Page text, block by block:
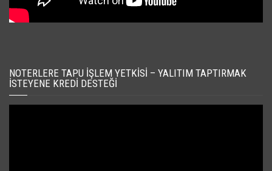
NOTERLERE TAPU İŞLEM YETKISI – YALITIM TAPTIRMAK
İSTEYENE KREDI DESTEĞI